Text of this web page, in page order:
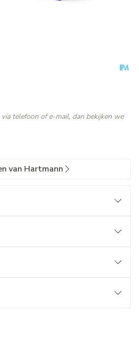
telefoon of e-mail, dan bekijken we
van Hartmann